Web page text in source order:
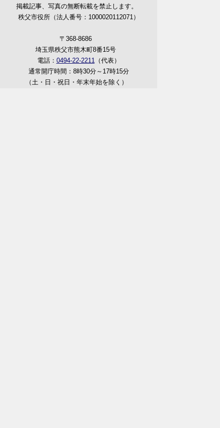
掲載記事、写真の無断転載を禁止します。
秩父市役所（法人番号：1000020112071）
〒368-8686
埼玉県秩父市熊木町8番15号
電話： 0494-22-2211（代表）
通常開庁時間：8時30分～17時15分
（土・日・祝日・年末年始を除く）